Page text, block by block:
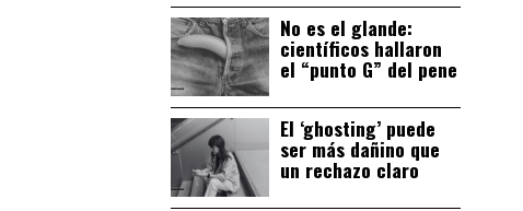
No es el glande:
científicos hallaron
el “punto G” del pene
El ‘ghosting’ puede
ser más dañino que
un rechazo claro